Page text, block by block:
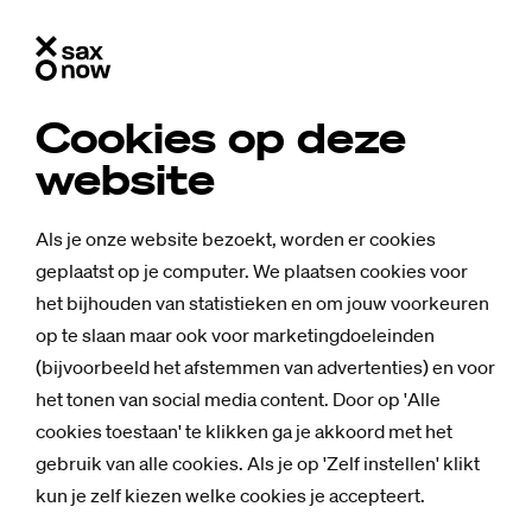
Cookies op deze
website
Als je onze website bezoekt, worden er cookies
geplaatst op je computer. We plaatsen cookies voor
het bijhouden van statistieken en om jouw voorkeuren
op te slaan maar ook voor marketingdoeleinden
(bijvoorbeeld het afstemmen van advertenties) en voor
het tonen van social media content. Door op 'Alle
cookies toestaan' te klikken ga je akkoord met het
gebruik van alle cookies. Als je op 'Zelf instellen' klikt
kun je zelf kiezen welke cookies je accepteert.